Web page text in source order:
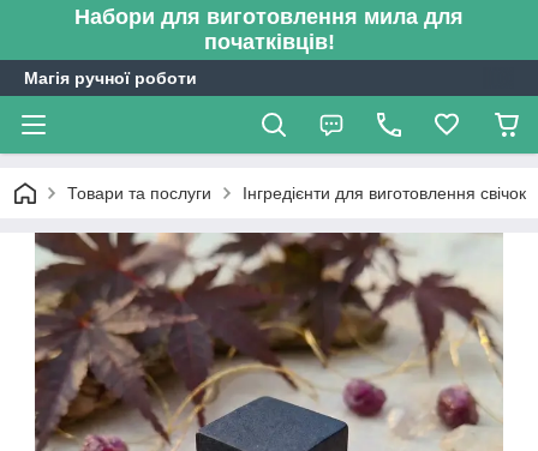
Набори для виготовлення мила для
початківців!
Магія ручної роботи
Товари та послуги Інгредієнти для виготовлення свічок